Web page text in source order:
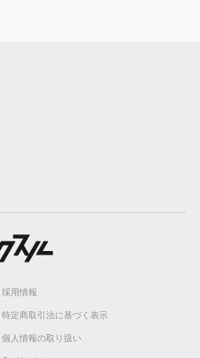
採用情報
特定商取引法に基づく表示
個人情報の取り扱い